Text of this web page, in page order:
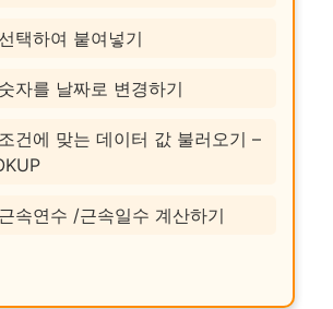
택하여 붙여넣기
자를 날짜로 변경하기
건에 맞는 데이터 값 불러오기 –
속연수 /근속일수 계산하기